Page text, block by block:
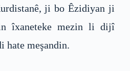
ji bo Êzidiyan ji
îxaneteke mezin li dijî
hate meşandin.